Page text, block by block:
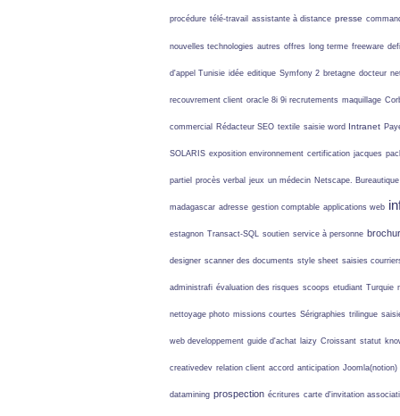
procédure télé-travail assistante à distance presse
nouvelles technologies autres offres long terme freeware
d'appel Tunisie idée editique Symfony 2 bretagne docteur
recouvrement client oracle 8i 9i recrutements maquillage
commercial Rédacteur SEO textile saisie word Intranet
SOLARIS exposition environnement certification jacques
partiel procès verbal jeux un médecin Netscape.
madagascar adresse gestion comptable applications web
estagnon Transact-SQL soutien service à personne
designer scanner des documents style sheet saisies
administrafi évaluation des risques scoops etudiant Turquie
nettoyage photo missions courtes Sérigraphies trilingue
web developpement guide d'achat laizy Croissant statut
creativedev relation client accord anticipation Joomla(notion)
datamining prospection écritures carte d'invitation